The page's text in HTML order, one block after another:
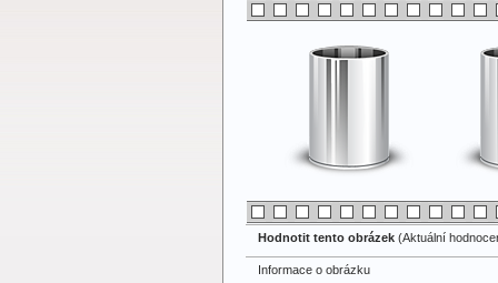
Hodnotit tento obrázek (Aktuální
Informace o obrázku